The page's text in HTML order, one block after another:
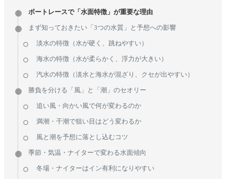
ボートレースで「水面特徴」が重要な理由
まず知っておきたい「3つの水質」と予想への影響
淡水の特徴（水が硬く、跳ねやすい）
海水の特徴（水が柔らかく、浮力が大きい）
汽水の特徴（淡水と海水が混ざり、クセが出やすい）
勝負を分ける「風」と「潮」のセオリー
追い風・向かい風で何が変わるのか
満潮・干潮で狙い目はどう変わるか
風と潮を予想に落とし込むコツ
季節・気温・ナイターで変わる水面傾向
冬場・ナイターはイン有利になりやすい